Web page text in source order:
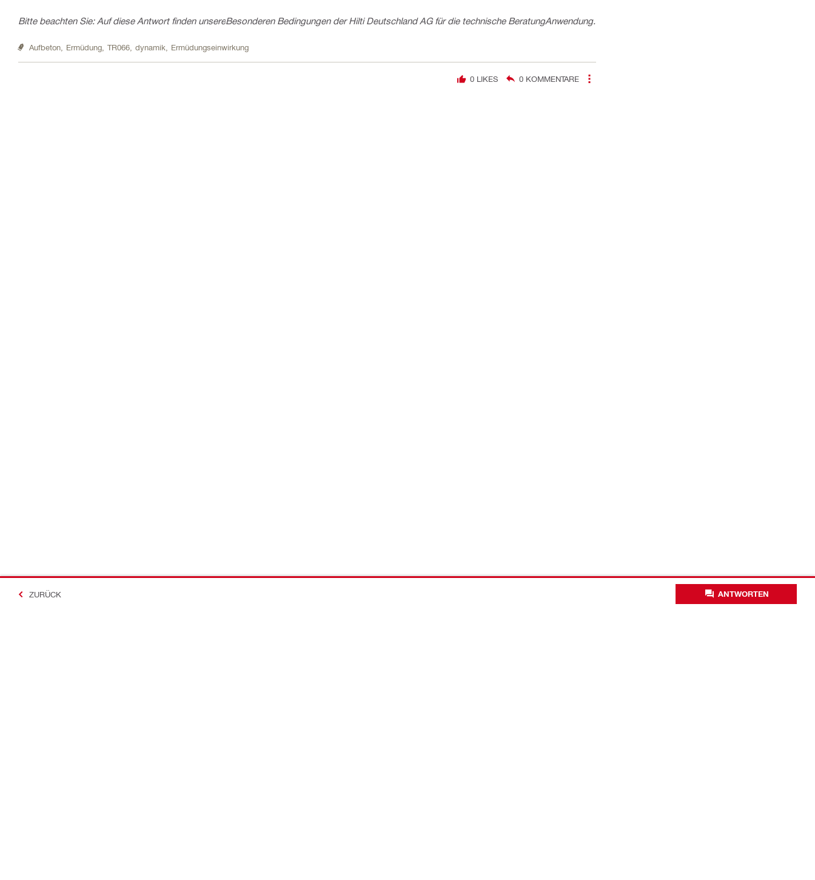
Bitte beachten Sie: Auf diese Antwort finden unsereBesonderen Bedingungen der Hilti Deutschland AG für die technische BeratungAnwendung.
Aufbeton, Ermüdung, TR066, dynamik, Ermüdungseinwirkung
0LIKES 0 KOMMENTARE
ZURÜCK ANTWORTEN